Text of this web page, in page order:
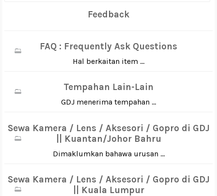
Feedback
FAQ : Frequently Ask Questions
Hal berkaitan item ...
Tempahan Lain-Lain
GDJ menerima tempahan ...
Sewa Kamera / Lens / Aksesori / Gopro di GDJ
|| Kuantan/Johor Bahru
Dimaklumkan bahawa urusan ...
Sewa Kamera / Lens / Aksesori / Gopro di GDJ
|| Kuala Lumpur